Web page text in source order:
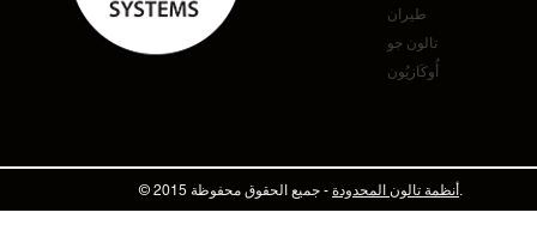
طيران
تالون جو
أُوكَازيُون
© 2015 أنظمة تالون المحدودة